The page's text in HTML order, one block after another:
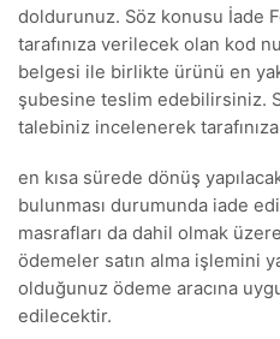
doldurunuz. Söz konusu İade
tarafınıza verilecek olan kod
belgesi ile birlikte ürünü en
şubesine teslim edebilirsiniz.
talebiniz incelenerek tarafınıza
en kısa sürede dönüş
bulunması durumunda iade
masrafları da dahil olmak
ödemeler satın alma işlemini
olduğunuz ödeme aracına
edilecektir.